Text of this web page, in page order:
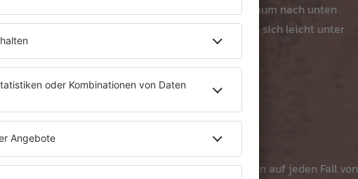
und Lochbleche an, die den Motorraum nach unten
Ein Hasendraht bespannter Holzrahmen lässt sich leicht unter
tun!
deinem Auto entdeckt, solltest du deinen Wagen auf jeden Fall von